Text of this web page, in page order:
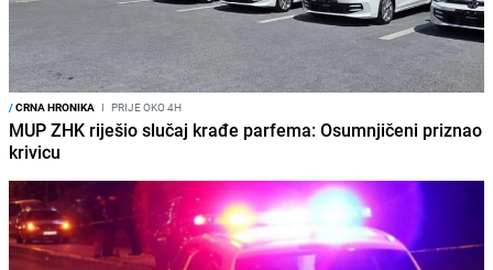
/CRNA HRONIKA I PRIJE OKO 4H
MUP ZHK riješio slučaj krađe parfema: Osumnjičeni priznao
krivicu